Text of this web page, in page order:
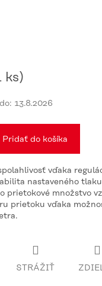
ks)
13.8.2026
Pridať do košíka
vďaka
nastaveného
prietokové množstvo
prietoku vďaka
STRÁŽIŤ